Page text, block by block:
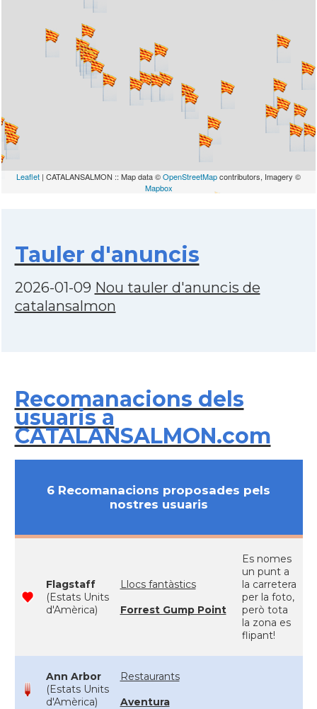
Leaflet | CATALANSALMON :: Map data ©OpenStreetMapcontributors, Imagery ©
Mapbox
Tauler d'anuncis
2026-01-09 Nou tauler d'anuncis de
catalansalmon
Recomanacions dels
usuaris a
CATALANSALMON.com
6 Recomanacions proposades pels
nostres usuaris
Flagstaff
(Estats Units
d'Amèrica)
Llocs fantàstics
Forrest Gump Point
Es nomes
un punt a
la carretera
per la foto,
però tota
la zona es
flipant!
Ann Arbor
(Estats Units
d'Amèrica)
Restaurants
Aventura